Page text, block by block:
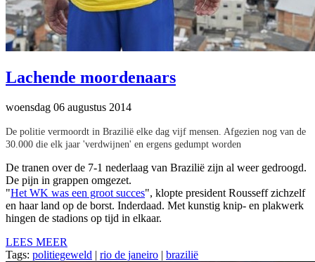
Lachende moordenaars
woensdag 06 augustus 2014
De politie vermoordt in Brazilië elke dag vijf mensen. Afgezien nog van de
30.000 die elk jaar 'verdwijnen' en ergens gedumpt worden
De tranen over de 7-1 nederlaag van Brazilië zijn al weer gedroogd.
De pijn in grappen omgezet.
"Het WK was een groot succes", klopte president Rousseff zichzelf
en haar land op de borst. Inderdaad. Met kunstig knip- en plakwerk
hingen de stadions op tijd in elkaar.
LEES MEER
Tags: politiegeweld | rio de janeiro | brazilië